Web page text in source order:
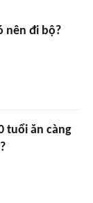
nên đi bộ?
tuổi ăn càng